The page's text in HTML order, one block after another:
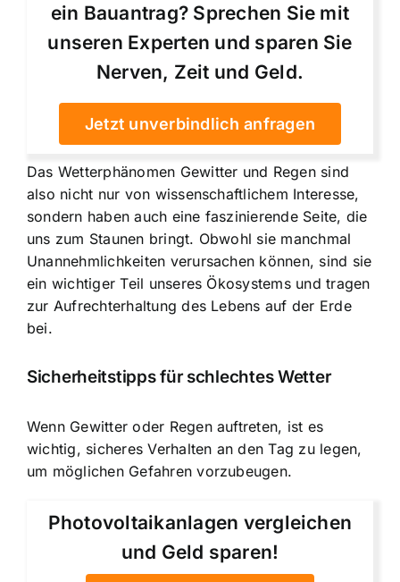
ein Bauantrag? Sprechen Sie mit
unseren Experten und sparen Sie
Nerven, Zeit und Geld.
Jetzt unverbindlich anfragen
Das Wetterphänomen Gewitter und Regen sind
also nicht nur von wissenschaftlichem Interesse,
sondern haben auch eine faszinierende Seite, die
uns zum Staunen bringt. Obwohl sie manchmal
Unannehmlichkeiten verursachen können, sind sie
ein wichtiger Teil unseres Ökosystems und tragen
zur Aufrechterhaltung des Lebens auf der Erde
bei.
Sicherheitstipps für schlechtes Wetter
Wenn Gewitter oder Regen auftreten, ist es
wichtig, sicheres Verhalten an den Tag zu legen,
um möglichen Gefahren vorzubeugen.
Photovoltaikanlagen vergleichen
und Geld sparen!